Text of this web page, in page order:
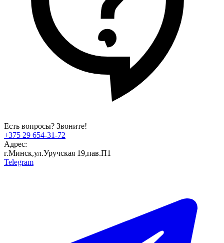
Есть вопросы? Звоните!
+375 29 654-31-72
Адрес:
г.Минск,ул.Уручская 19,пав.П1
Telegram